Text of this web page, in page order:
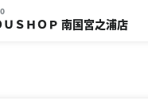
ＵＳＨＯＰ 南国宮之浦店